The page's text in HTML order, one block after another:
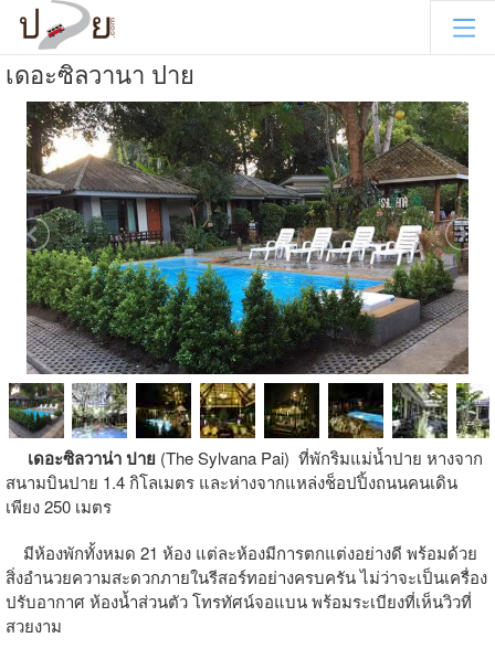
เดอะซิลวานา ปาย
เดอะซิลวาน่า ปาย (The Sylvana Pai) ที่พักริมแม่น้ำปาย หางจาก
สนามบินปาย 1.4 กิโลเมตร และห่างจากแหล่งช็อปปิ้งถนนคนเดิน
เพียง 250 เมตร
มีห้องพักทั้งหมด 21 ห้อง แต่ละห้องมีการตกแต่งอย่างดี พร้อมด้วย
สิ่งอำนวยความสะดวกภายในรีสอร์ทอย่างครบครัน ไม่ว่าจะเป็นเครื่อง
ปรับอากาศ ห้องน้ำส่วนตัว โทรทัศน์จอแบน พร้อมระเบียงที่เห็นวิวที่
สวยงาม